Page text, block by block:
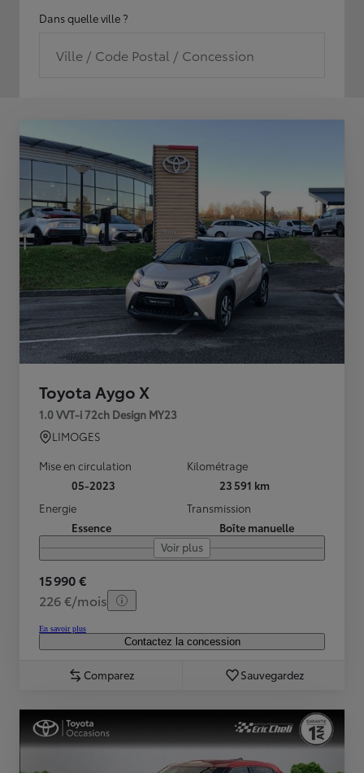
Dans quelle ville ?
Ville / Code Postal / Concession
Toyota Aygo X
1.0 VVT-i 72ch Design MY23
LIMOGES
Mise en circulation
05-2023
Kilométrage
23 591 km
Energie
Essence
Transmission
Boîte manuelle
Voir plus
15 990 €
226 €/mois
En savoir plus
Contactez la concession
Comparez Sauvegardez